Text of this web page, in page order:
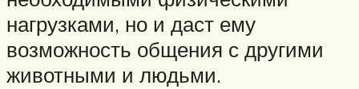
нагрузками, но и даст ему
возможность общения с другими
животными и людьми.